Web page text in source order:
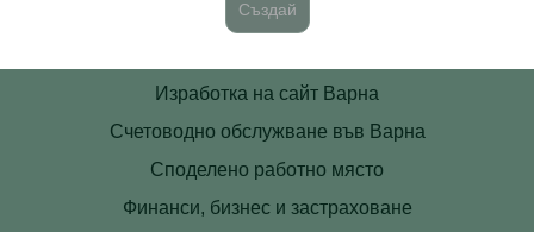
Изработка на сайт Варна
Счетоводно обслужване във Варна
Споделено работно място
Финанси, бизнес и застраховане